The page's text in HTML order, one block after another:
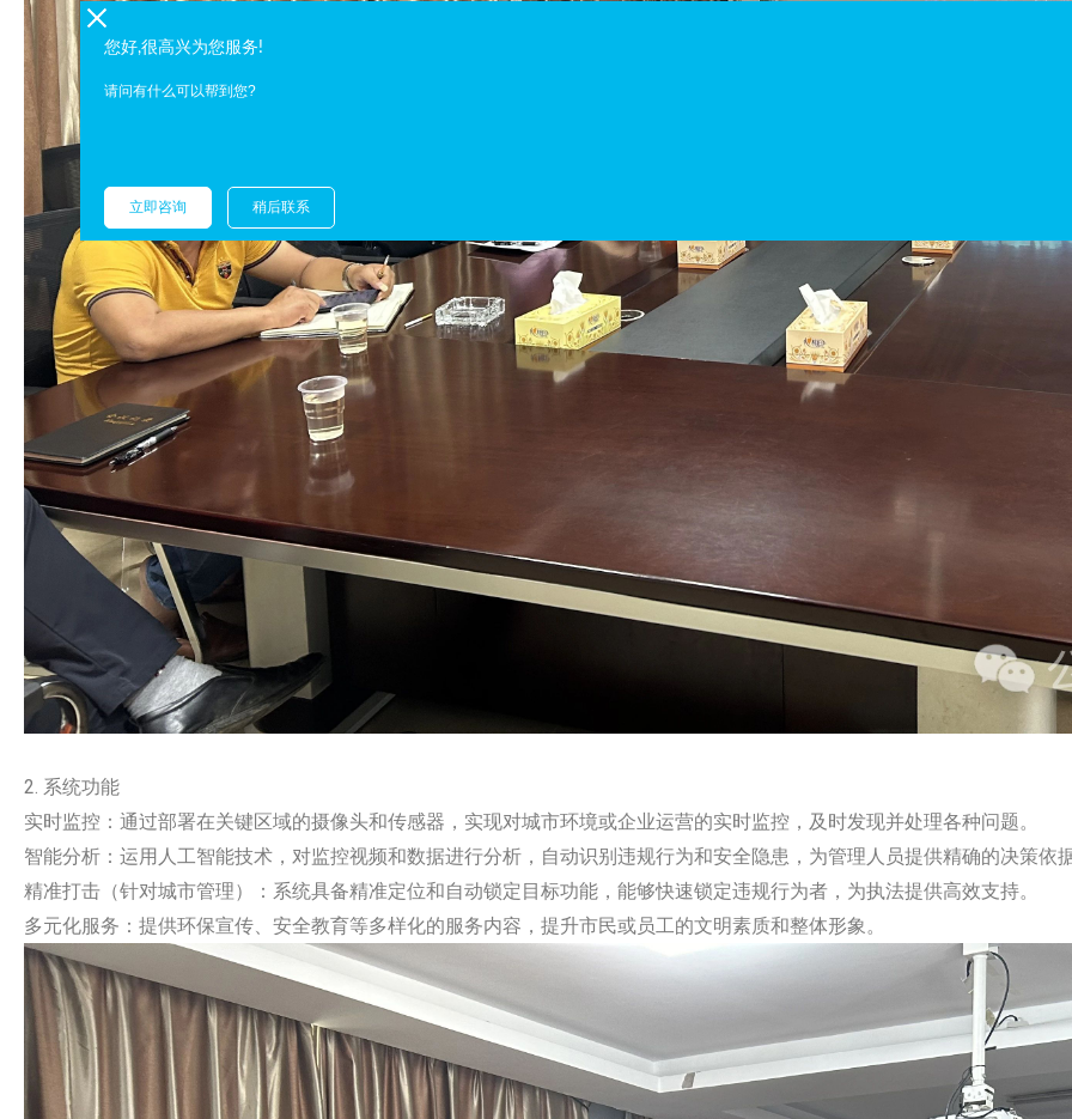
2. 系统功能
实时监控：通过部署在关键区域的摄像头和传感器，实现对城市环境或企业运营的实时监控，及时发现并处理各种问题。
智能分析：运用人工智能技术，对监控视频和数据进行分析，自动识别违规行为和安全隐患，为管理人员提供精确的决策依
精准打击（针对城市管理）：系统具备精准定位和自动锁定目标功能，能够快速锁定违规行为者，为执法提供高效支持。
多元化服务：提供环保宣传、安全教育等多样化的服务内容，提升市民或员工的文明素质和整体形象。
您好,很高兴为您服务!
请问有什么可以帮到您?
立即咨询 稍后联系